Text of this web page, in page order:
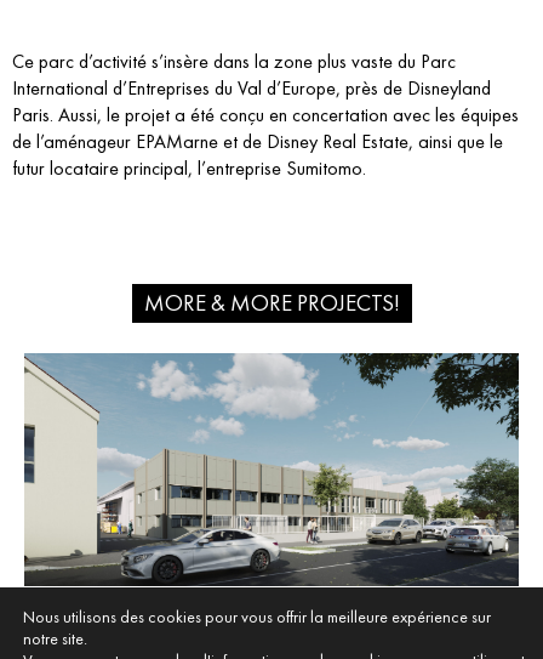
Ce parc d’activité s’insère dans la zone plus vaste du Parc
International d’Entreprises du Val d’Europe, près de Disneyland
Paris. Aussi, le projet a été conçu en concertation avec les équipes
de l’aménageur EPAMarne et de Disney Real Estate, ainsi que le
futur locataire principal, l’entreprise Sumitomo.
MORE & MORE PROJECTS!
MÉTALLERIE LENOIR
Nous utilisons des cookies pour vous offrir la meilleure expérience sur
notre site.